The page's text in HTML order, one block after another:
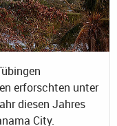
erforschten unter
diesen Jahres
City.